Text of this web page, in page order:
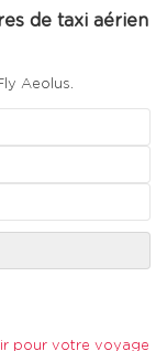
de taxi aérien
Aeolus.
pour votre voyage